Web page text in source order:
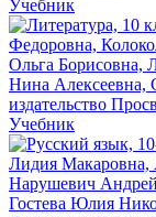
Учебник
Учебник